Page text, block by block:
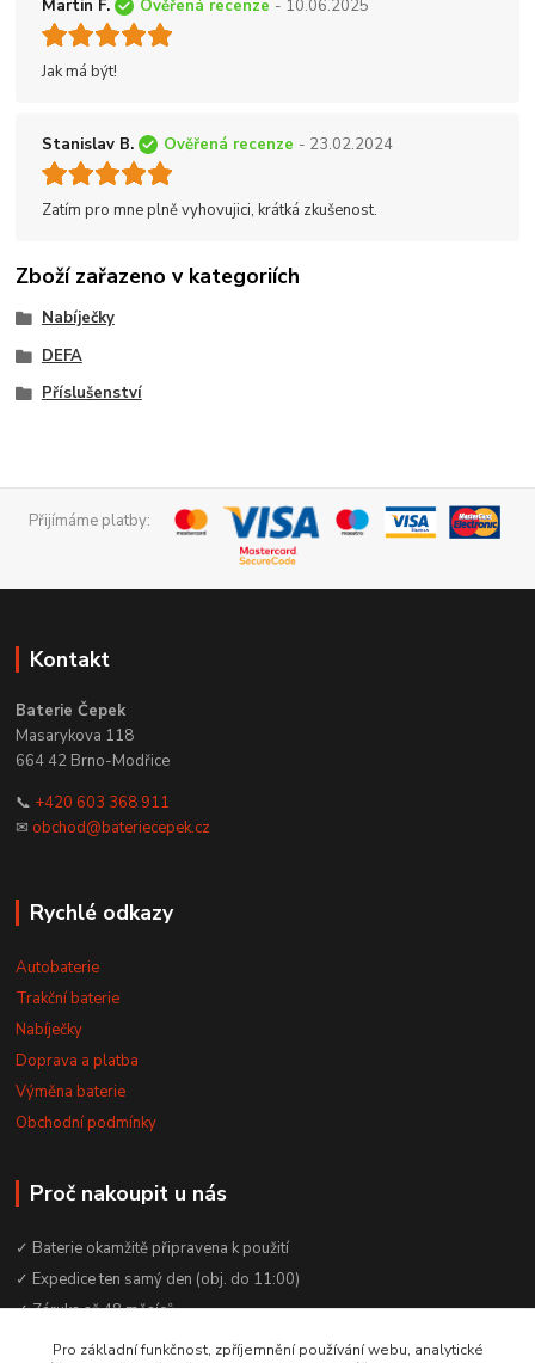
Martin F. Ověřená recenze - 10.06.2025
Jak má být!
Stanislav B. Ověřená recenze - 23.02.2024
Zatím pro mne plně vyhovujici, krátká zkušenost.
Zboží zařazeno v kategoriích
Nabíječky
DEFA
Příslušenství
Přijímáme platby:
Kontakt
Baterie Čepek
Masarykova 118
664 42 Brno-Modřice
📞 +420 603 368 911
✉ obchod@bateriecepek.cz
Rychlé odkazy
Autobaterie
Trakční baterie
Nabíječky
Doprava a platba
Výměna baterie
Obchodní podmínky
Proč nakoupit u nás
✓ Baterie okamžitě připravena k použití
✓ Expedice ten samý den (obj. do 11:00)
✓ Záruka až 48 měsíců
✓ Odborné poradenství zdarma
Pro základní funkčnost, zpříjemnění používání webu, analytické